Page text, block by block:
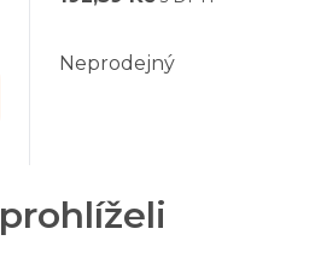
Neprodejný